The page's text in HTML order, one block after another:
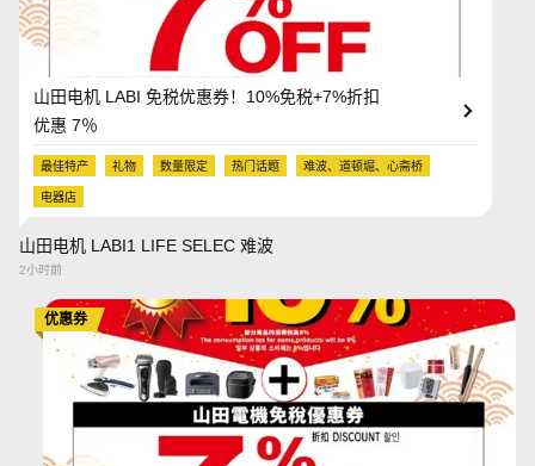
山田电机 LABI 免税优惠券！10%免税+7%折扣
优惠 7％
最佳特产 礼物 数量限定 热门话题 难波、道顿堀、心斋桥
电器店
山田电机 LABI1 LIFE SELEC 难波
2小时前
优惠券